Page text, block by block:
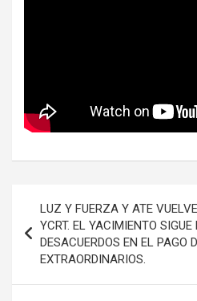
de
entradas
LUZ Y FUERZA Y ATE
YCRT. EL YACIMIENTO SIGUE
DESACUERDOS EN EL PAGO
EXTRAORDINARIOS.